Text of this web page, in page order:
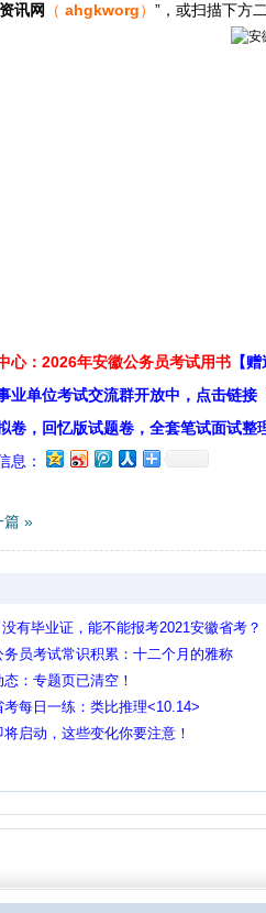
讯网 （ ahgkworg） ”，或扫描下方
心：2026年安徽公务员考试用书 【
业单位考试交流群开放中，点击链接
卷，回忆版试题卷，全套笔试面试整
息：
篇 »
有毕业证，能不能报考2021安徽省考？
务员考试常识积累：十二个月的雅称
：专题页已清空！
考每日一练：类比推理<10.14>
启动，这些变化你要注意！